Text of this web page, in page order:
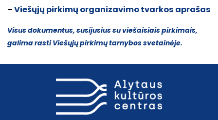
ES projektai
Didieji renginiai
Liaudies dainų ir šokių ansamblis „Dainava“
Viešieji pirkimai
Veiklos sritys
Biudžeto vykdymo ataskaitų rinkiniai
–Viešųjų pirkimų organizavimo tvarkos aprašas
Visus dokumentus, susijusius su viešaisiais pirkimais,
galima rasti Viešųjų pirkimų tarnybos svetainėje.